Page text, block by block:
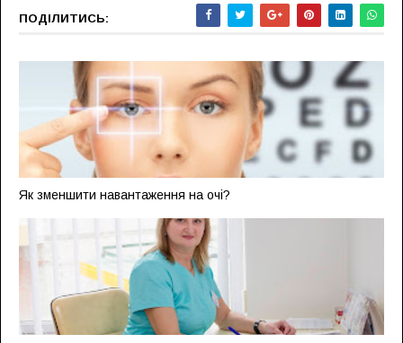
ПОДІЛИТИСЬ:
Як зменшити навантаження на очі?